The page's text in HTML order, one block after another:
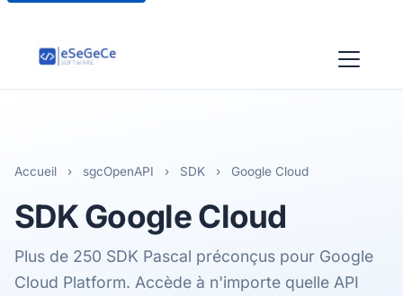
Accueil › sgcOpenAPI › SDK › Google Cloud
SDKGoogle Cloud
Plus de 250 SDK Pascal préconçus pour Google
Cloud Platform. Accède à n'importe quelle API